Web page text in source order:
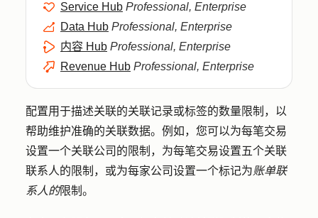
Service Hub Professional, Enterprise
Data Hub Professional, Enterprise
内容 Hub Professional, Enterprise
Revenue Hub Professional, Enterprise
配置用于描述关联的关联记录或标签的数量限制，以
帮助维护准确的关联数据。例如，您可以为每笔交易
设置一个关联公司的限制，为每笔交易设置五个关联
联系人的限制，或为每家公司设置一个标记为账单联
系人的限制。